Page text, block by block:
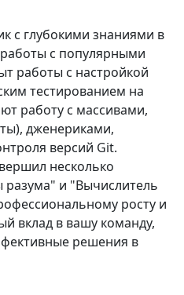
с глубокими знаниями в
с популярными
работы с настройкой
тестированием на
работу с массивами,
дженериками,
версий Git.
несколько
разума" и "Вычислитель
росту и
вклад в вашу команду,
решения в